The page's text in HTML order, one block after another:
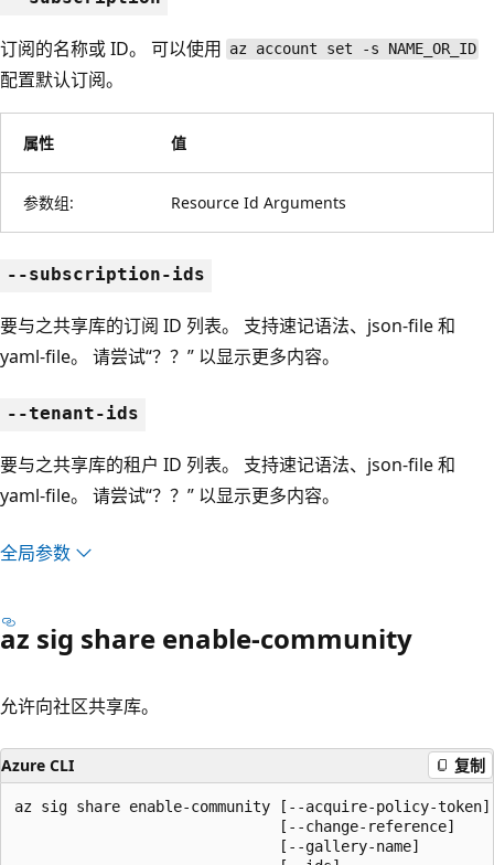
订阅的名称或 ID。 可以使用 az account set -s NAME_OR_ID
配置默认订阅。
属性 值
参数组: Resource Id Arguments
--subscription-ids
要与之共享库的订阅 ID 列表。 支持速记语法、json-file 和
yaml-file。 请尝试“？？” 以显示更多内容。
--tenant-ids
要与之共享库的租户 ID 列表。 支持速记语法、json-file 和
yaml-file。 请尝试“？？” 以显示更多内容。
全局参数
az sig share enable-community
允许向社区共享库。
Azure CLI 复制
az sig share enable-community [--acquire-policy-token]
                              [--change-reference]
                              [--gallery-name]